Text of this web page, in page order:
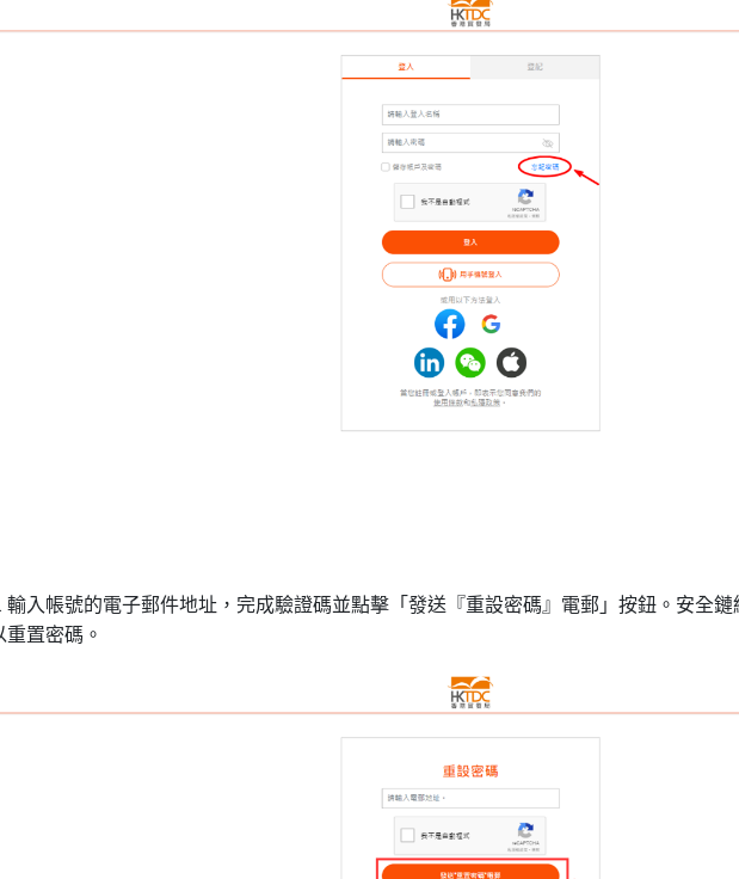
輸入帳號的電子郵件地址，完成驗證碼並點擊「發送『重設密碼』電郵」按鈕。安全
重置密碼。